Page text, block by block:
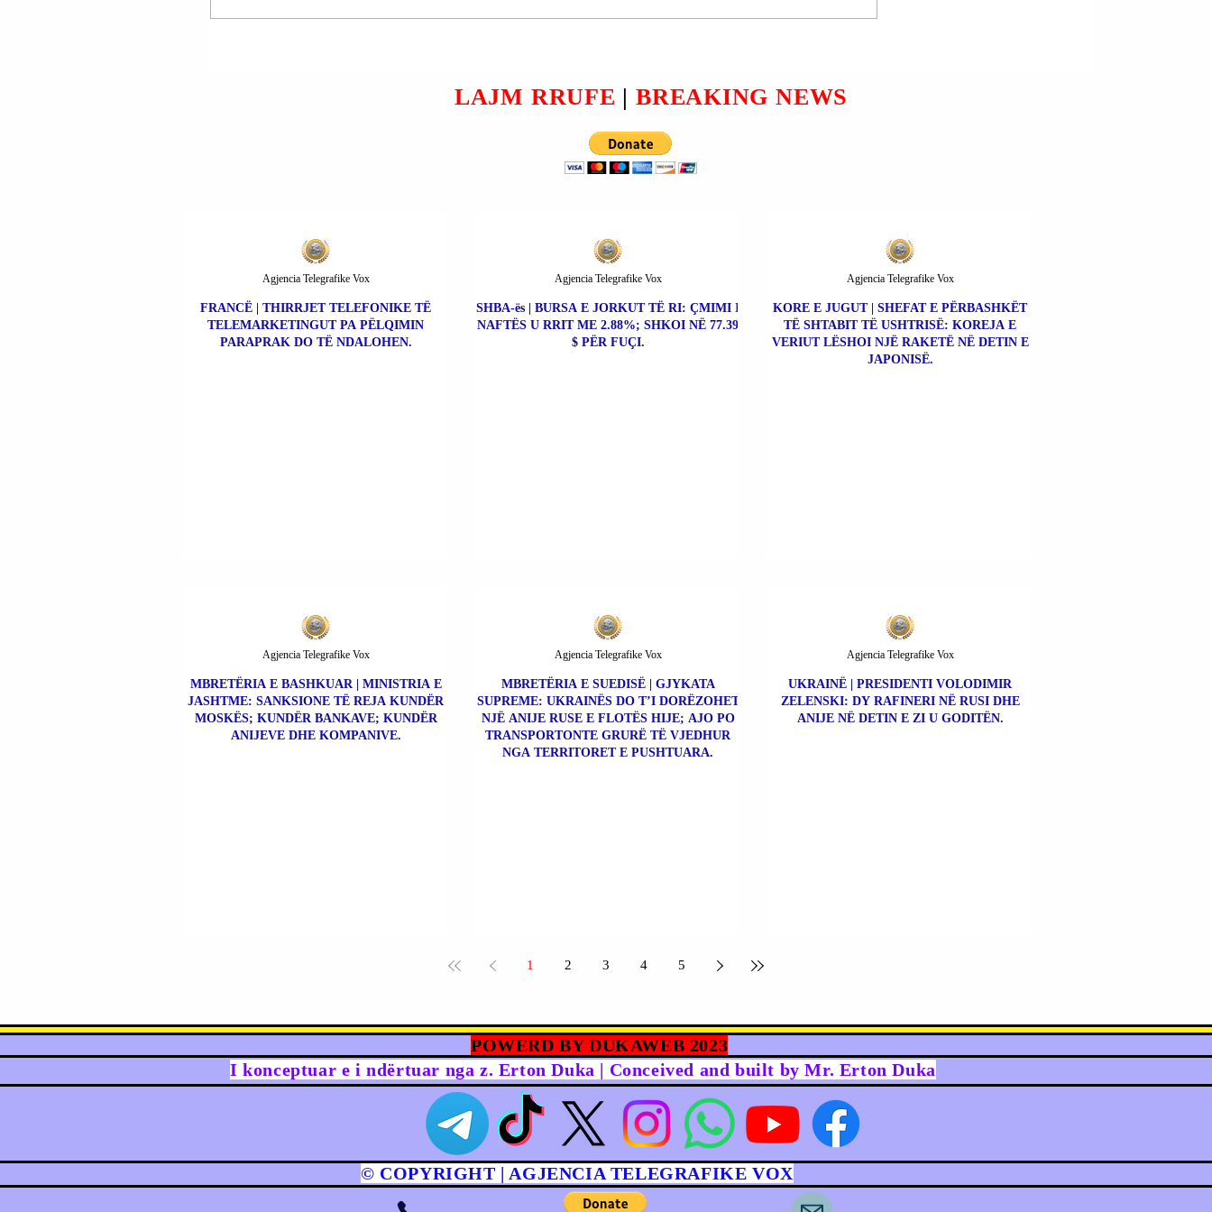
PËR NDIHMË
LAJM RRUFE | BREAKING NEWS
FRANCË | THIRRJET TELEFONIKE TË
TELEMARKETINGUT PA PËLQIMIN
PARAPRAK DO TË NDALOHEN.
Agjencia Telegrafike Vox
SHBA-ës | BURSA E JORKUT TË RI: ÇMIMI I
NAFTËS U RRIT ME 2.88%; SHKOI NË 77.39
$ PËR FUÇI.
Agjencia Telegrafike Vox
KORE E JUGUT | SHEFAT E PËRBASHKËT
TË SHTABIT TË USHTRISË: KOREJA E
VERIUT LËSHOI NJË RAKETË NË DETIN E
JAPONISË.
Agjencia Telegrafike Vox
MBRETËRIA E BASHKUAR | MINISTRIA E
JASHTME: SANKSIONE TË REJA KUNDËR
MOSKËS; KUNDËR BANKAVE; KUNDËR
ANIJEVE DHE KOMPANIVE.
Agjencia Telegrafike Vox
MBRETËRIA E SUEDISË | GJYKATA
SUPREME: UKRAINËS DO T’I DORËZOHET
NJË ANIJE RUSE E FLOTËS HIJE; AJO PO
TRANSPORTONTE GRURË TË VJEDHUR
NGA TERRITORET E PUSHTUARA.
Agjencia Telegrafike Vox
UKRAINË | PRESIDENTI VOLODIMIR
ZELENSKI: DY RAFINERI NË RUSI DHE
ANIJE NË DETIN E ZI U GODITËN.
Agjencia Telegrafike Vox
1 2 3 4 5
POWERD BY DUKAWEB 2023
I konceptuar e i ndërtuar nga z. Erton Duka | Conceived and built by Mr. Erton Duka
© COPYRIGHT | AGJENCIA TELEGRAFIKE VOX